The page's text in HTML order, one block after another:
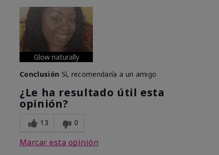
Glow naturally
Conclusión Sí, recomendaría a un amigo
¿Le ha resultado útil esta
opinión?
13 0
Marcar esta opinión